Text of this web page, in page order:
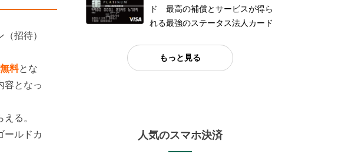
招待）
料とな
容となっ
える。
ールドカ
ド 最高の補償とサービスが得ら
れる最強のステータス法人カード
もっと見る
人気のスマホ決済